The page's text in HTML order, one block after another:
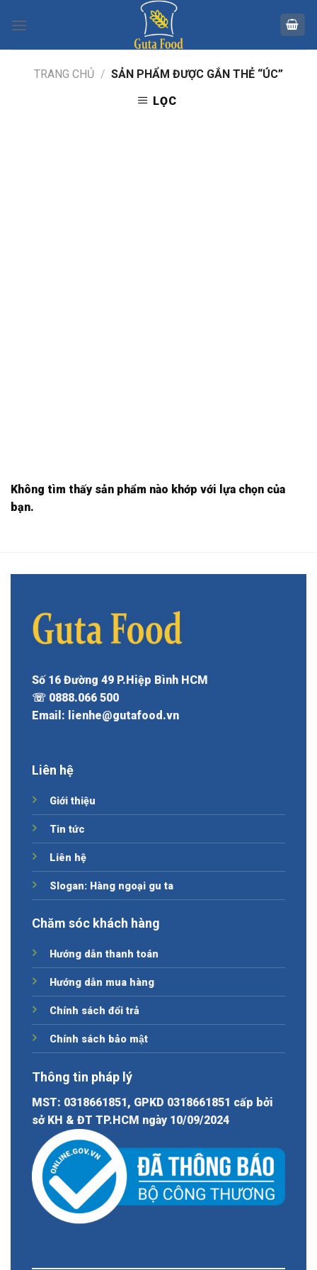
TRANG CHỦ / SẢN PHẨM ĐƯỢC GẮN THẺ “ÚC”
LỌC
Không tìm thấy sản phẩm nào khớp với lựa chọn của
bạn.
Số 16 Đường 49 P.Hiệp Bình HCM
☏ 0888.066 500
Email: lienhe@gutafood.vn
Liên hệ
Giới thiệu
Tin tức
Liên hệ
Slogan: Hàng ngoại gu ta
Chăm sóc khách hàng
Hướng dẫn thanh toán
Hướng dẫn mua hàng
Chính sách đổi trả
Chính sách bảo mật
Thông tin pháp lý
MST: 0318661851, GPKD 0318661851 cấp bởi
sở KH & ĐT TP.HCM ngày 10/09/2024